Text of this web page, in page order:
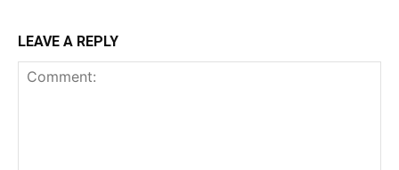
LEAVE A REPLY